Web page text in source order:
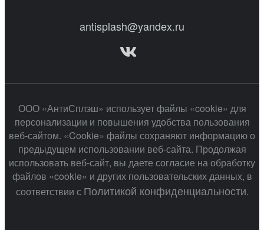
antisplash@yandex.ru
ООО «АнтиСплэш» использует файлы «cookie» для
персонализации и повышения удобства пользования
веб-сайтом. «Cookie» файлы сохраняют информацию о
предыдущем использовании веб-сайта. Продолжая
использовать веб-сайт, вы даете согласие на обработку
файлов «cookie» и других пользовательских данных, в
соответствии с Политикой конфиденциальности.